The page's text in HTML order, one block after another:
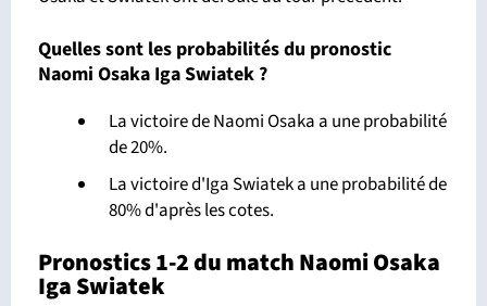
Quelles sont les probabilités du pronostic
Naomi Osaka Iga Swiatek ?
La victoire de Naomi Osaka a une probabilité
de 20%.
La victoire d'Iga Swiatek a une probabilité de
80% d'après les cotes.
Pronostics 1-2 du match Naomi Osaka
Iga Swiatek